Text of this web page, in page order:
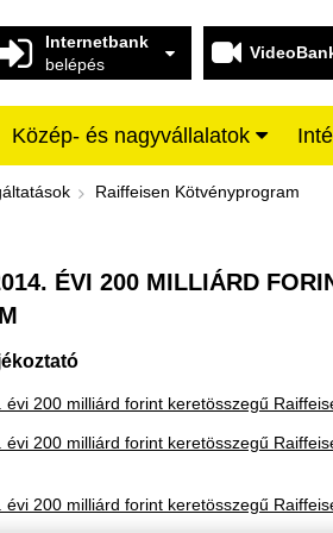
Internetbank
belépés
Közép- és nagyvállalatok
forint
Raiffeisen Kötvényprogram
ÉVI 200 MILLIÁRD
200 milliárd forint keretösszegű
200 milliárd forint keretösszegű
200 milliárd forint keretösszegű